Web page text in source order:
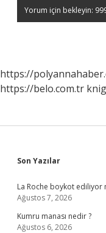
https://
https://belo.com.tr
Sidebar
Son Yazılar
La Roche boykot ediliyor
Ağustos 7, 2026
Kumru manası nedir ?
Ağustos 6, 2026